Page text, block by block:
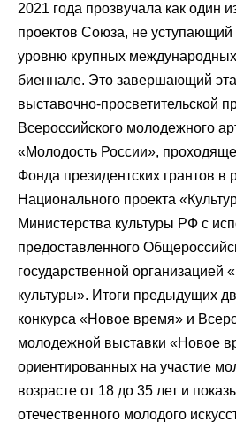
2021 года прозвучала как один
проектов Союза, не уступающий
уровню крупных
биеннале. Это завершающий
выставочно-просветительской
Всероссийского молодежного
«Молодость России»,
Фонда президентских грантов в
Национального проекта
Министерства культуры РФ с
предоставленного
государственной организацией
культуры». Итоги предыдущих
конкурса «Новое время» и
молодежной выставки «Новое
ориентированных на участие
возрасте от 18 до 35 лет и
отечественного молодого